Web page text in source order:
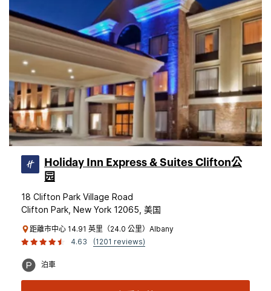
Holiday Inn Express & Suites Clifton公
园
18 Clifton Park Village Road
Clifton Park, New York 12065, 美国
距離市中心 14.91 英里（24.0 公里）Albany
4.63
(1201 reviews)
泊車